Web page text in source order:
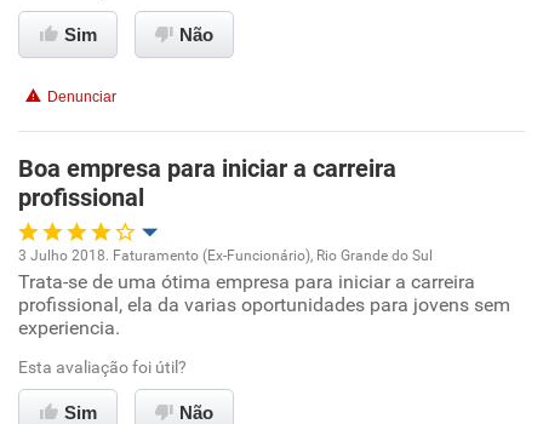
Conciliação com a vida familiar
Recomenda esta empresa
Recomenda a diretoria
Sim Não
Denunciar
Boa empresa para iniciar a carreira
profissional
Oportunidade de promoção
Conciliação com a vida familiar
3 Julho 2018. Faturamento (Ex-Funcionário), Rio Grande do Sul
Trata-se de uma ótima empresa para iniciar a carreira
profissional, ela da varias oportunidades para jovens sem
experiencia.
Esta avaliação foi útil?
Sim Não